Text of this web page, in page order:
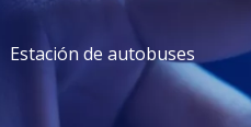
Estación de autobuses